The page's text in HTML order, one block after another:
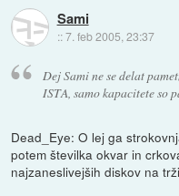
Sami
::7. feb 2005, 23:37
Dej Sami ne se delat
ISTA, samo kapacitete so
Dead_Eye: O lej ga
potem številka okvar in
najzaneslivejših diskov na